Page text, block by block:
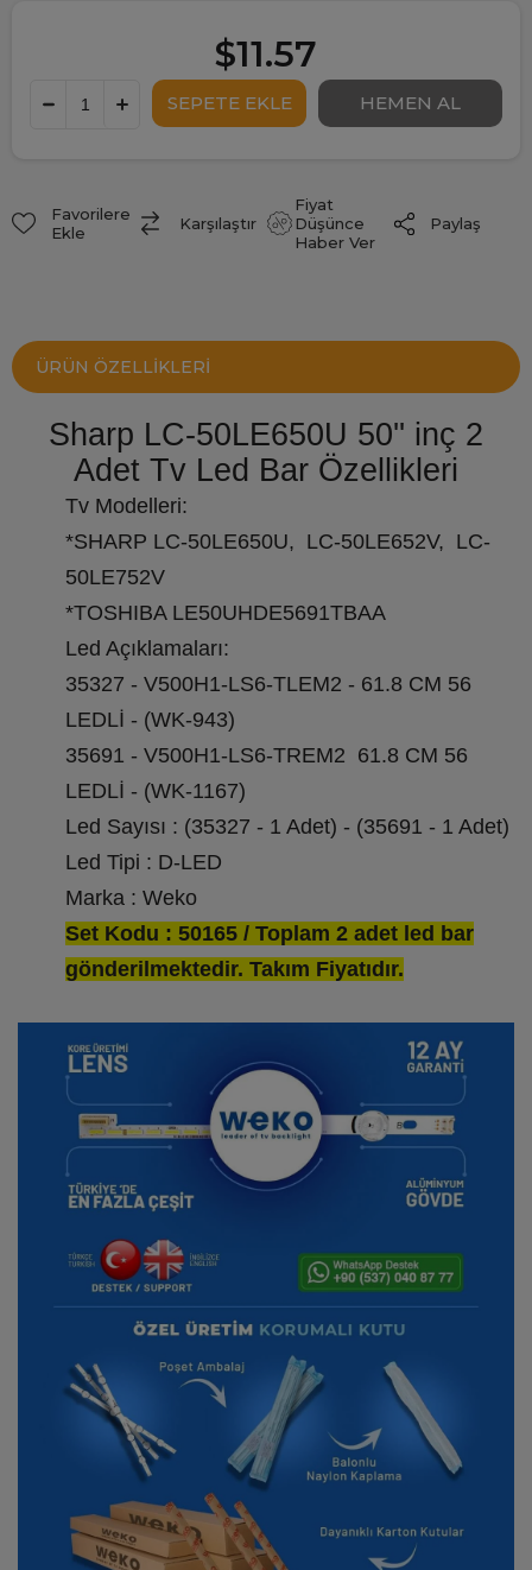
$11.57
Favorilere
Ekle
Karşılaştır
Fiyat
Düşünce
Haber Ver
Paylaş
ÜRÜN ÖZELLIKLERI
Sharp LC-50LE650U 50'' inç 2
Adet Tv Led Bar Özellikleri
Tv Modelleri:
*SHARP LC-50LE650U, LC-50LE652V, LC-
50LE752V
*TOSHIBA LE50UHDE5691TBAA
Led Açıklamaları:
35327 - V500H1-LS6-TLEM2 - 61.8 CM 56
LEDLİ - (WK-943)
35691 - V500H1-LS6-TREM2 61.8 CM 56
LEDLİ - (WK-1167)
Led Sayısı : (35327 - 1 Adet) - (35691 - 1 Adet)
Led Tipi : D-LED
Marka : Weko
Set Kodu : 50165 / Toplam 2 adet led bar
gönderilmektedir. Takım Fiyatıdır.